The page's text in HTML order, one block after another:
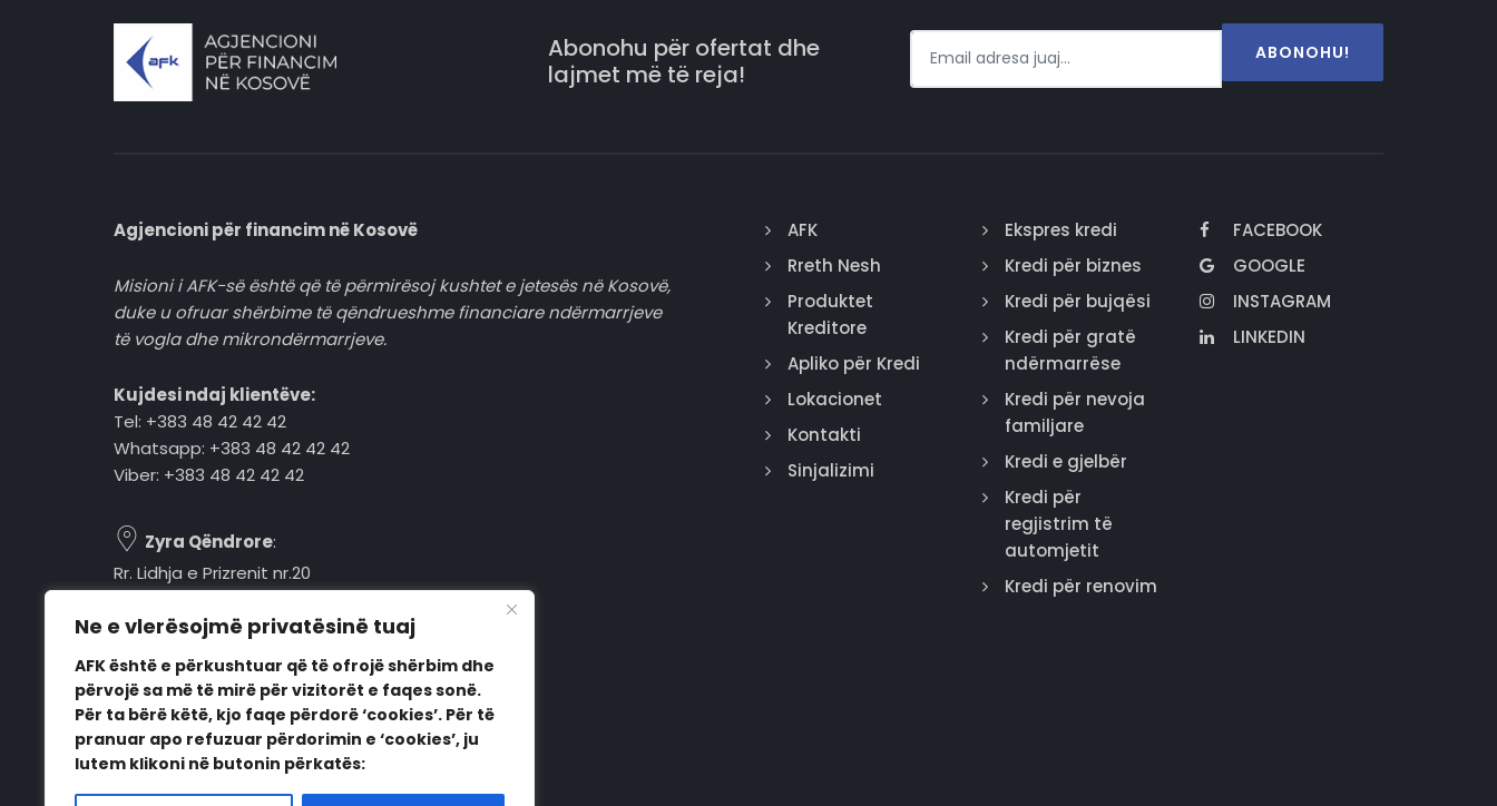
Ne e vlerësojmë privatësinë tuaj
AFK është e përkushtuar që të ofrojë shërbim dhe
përvojë sa më të mirë për vizitorët e faqes sonë.
Për ta bërë këtë, kjo faqe përdorë ‘cookies’. Për të
pranuar apo refuzuar përdorimin e ‘cookies’, ju
lutem klikoni në butonin përkatës:
Abonohu për ofertat dhe
lajmet më të reja!
ABONOHU!
Agjencioni për financim në Kosovë
Misioni i AFK-së është që të përmirësoj kushtet e jetesës në Kosovë,
duke u ofruar shërbime të qëndrueshme financiare ndërmarrjeve
të vogla dhe mikrondërmarrjeve.
Kujdesi ndaj klientëve:
Tel: +383 48 42 42 42
Whatsapp: +383 48 42 42 42
Viber: +383 48 42 42 42
Zyra Qëndrore:
Rr. Lidhja e Prizrenit nr.20
Pejë, 30000, Kosovë
Orari i punës:
E hënë - E premte
08:00 - 16:00
AFK
Rreth Nesh
Produktet
Kreditore
Apliko për Kredi
Lokacionet
Kontakti
Sinjalizimi
Ekspres kredi
Kredi për biznes
Kredi për bujqësi
Kredi për gratë
ndërmarrëse
Kredi për nevoja
familjare
Kredi e gjelbër
Kredi për
regjistrim të
automjetit
Kredi për renovim
FACEBOOK
GOOGLE
INSTAGRAM
LINKEDIN